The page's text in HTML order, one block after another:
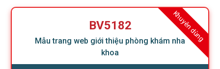
Khuyên dùng
BV5182
Mẫu trang web giới thiệu phòng khám nha
khoa